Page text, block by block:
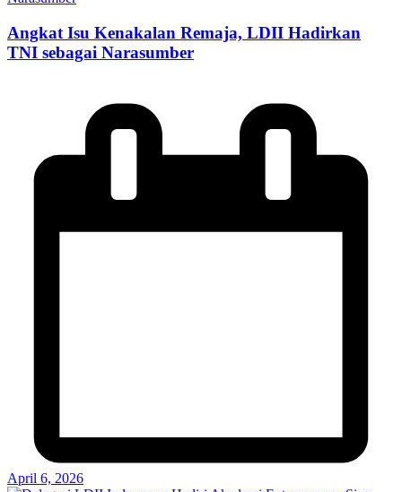
Angkat Isu Kenakalan Remaja, LDII Hadirkan
TNI sebagai Narasumber
April 6, 2026